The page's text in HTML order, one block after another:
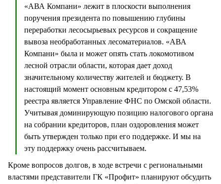
«АВА Компани» лежит в плоскости выполнения
поручения президента по повышению глубины
переработки лесосырьевых ресурсов и сокращение
вывоза необработанных лесоматериалов. «АВА
Компани» была и может опять стать локомотивом
лесной отрасли области, которая дает доход
значительному количеству жителей и бюджету. В
настоящий момент основным кредитором с 47,53%
реестра является Управление ФНС по Омской области.
Учитывая доминирующую позицию налогового органа
на собрании кредиторов, план оздоровления может
быть утвержден только при его поддержке. И мы на
эту поддержку очень рассчитываем.
Кроме вопросов долгов, в ходе встречи с региональными
властями представители ГК «Профит» планируют обсудить